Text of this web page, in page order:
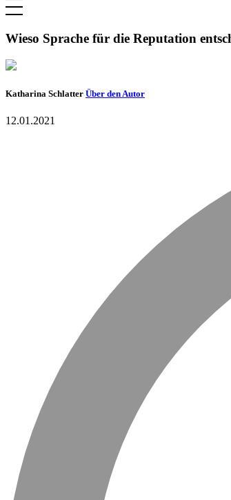
Wieso Sprache für die Reputation
Katharina Schlatter Über den Autor
12.01.2021